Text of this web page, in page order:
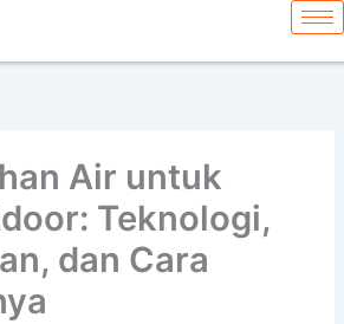
Air untuk
Teknologi,
dan Cara